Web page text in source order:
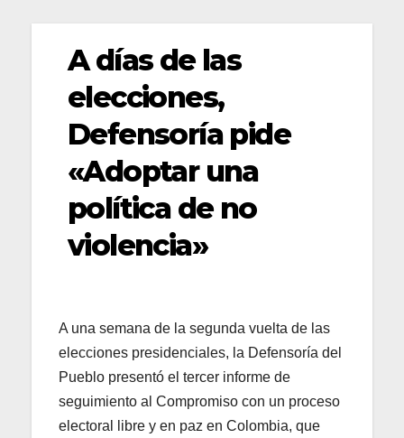
A días de las
elecciones,
Defensoría pide
«Adoptar una
política de no
violencia»
A una semana de la segunda vuelta de las
elecciones presidenciales, la Defensoría del
Pueblo presentó el tercer informe de
seguimiento al Compromiso con un proceso
electoral libre y en paz en Colombia, que